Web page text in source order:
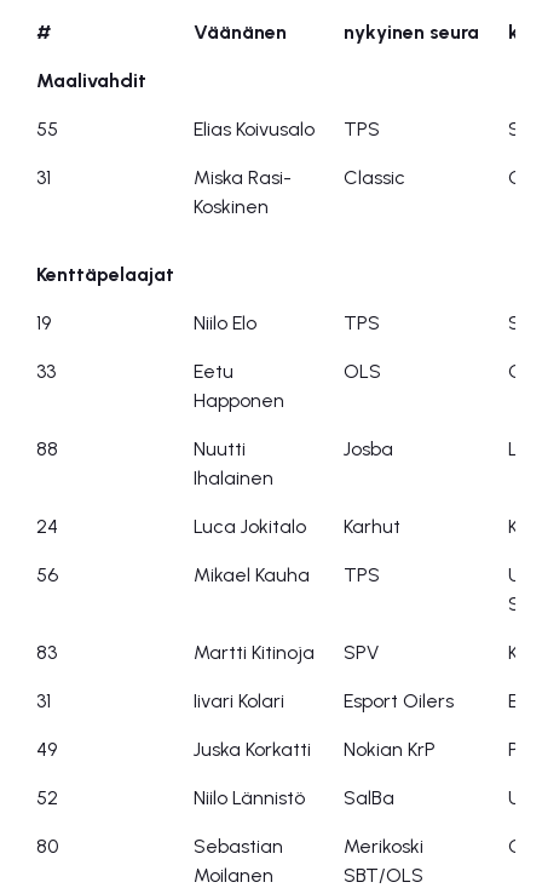
# Väänänen nykyinen seura
Maalivahdit
55 Elias Koivusalo TPS
31
Miska Rasi-
Koskinen
Classic
Kenttäpelaajat
19 Niilo Elo TPS SB
33
Eetu
Happonen
OLS
88
Nuutti
Ihalainen
Josba
24 Luca Jokitalo Karhut
56 Mikael Kauha TPS
83 Martti Kitinoja SPV
31 Iivari Kolari Esport Oilers
49 Juska Korkatti Nokian KrP
52 Niilo Lännistö SalBa
80
Sebastian
Moilanen
Merikoski
SBT/OLS